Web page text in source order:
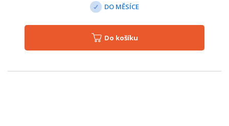
DO MĚSÍCE
Do košíku